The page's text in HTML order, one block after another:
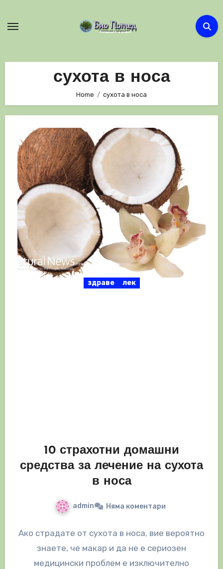
сухота в носа
Home сухота в носа
здраве лек
10 страхотни домашни
средства за лечение на сухота
в носа
admin Няма коментари
Ако страдате от сухота в носа, вие вероятно
знаете, че макар и да не е сериозен
медицински проблем е изключително